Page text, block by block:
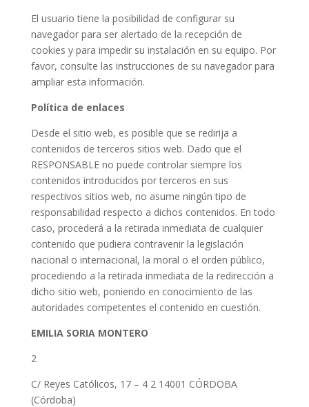
El usuario tiene la posibilidad de configurar su
navegador para ser alertado de la recepción de
cookies y para impedir su instalación en su equipo. Por
favor, consulte las instrucciones de su navegador para
ampliar esta información.
Política de enlaces
Desde el sitio web, es posible que se redirija a
contenidos de terceros sitios web. Dado que el
RESPONSABLE no puede controlar siempre los
contenidos introducidos por terceros en sus
respectivos sitios web, no asume ningún tipo de
responsabilidad respecto a dichos contenidos. En todo
caso, procederá a la retirada inmediata de cualquier
contenido que pudiera contravenir la legislación
nacional o internacional, la moral o el orden público,
procediendo a la retirada inmediata de la redirección a
dicho sitio web, poniendo en conocimiento de las
autoridades competentes el contenido en cuestión.
EMILIA SORIA MONTERO
2
C/ Reyes Católicos, 17 – 4 2 14001 CÓRDOBA
(Córdoba)